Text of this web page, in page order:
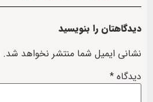
دیدگاهتان را بنویسید
نشانی ایمیل شما منتشر نخواهد شد.
دیدگاه *